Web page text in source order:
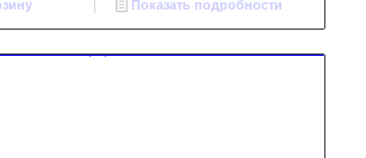
Показать подробности